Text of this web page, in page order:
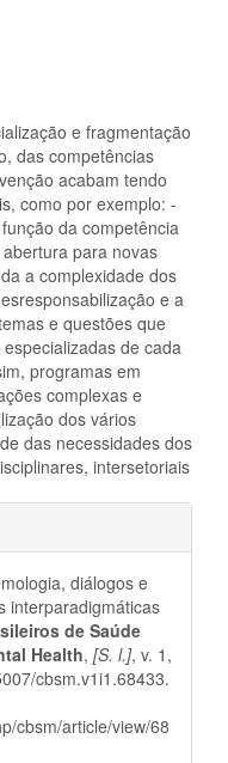
e fragmentação
das competências
acabam tendo
como por exemplo: -
da competência
para novas
a complexidade dos
e a
e questões que
de cada
programas em
complexas e
dos vários
das necessidades dos
intersetoriais
diálogos e
interparadigmáticas
de Saúde
Health, [S. l.], v. 1,
cbsm.v1i1.68433.
cbsm/article/view/68